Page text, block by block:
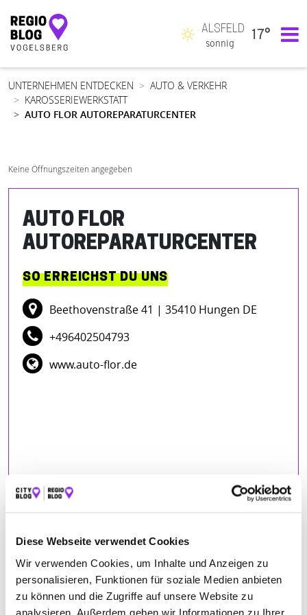
Diese Webseite verwendet Cookies
Wir verwenden Cookies, um Inhalte und Anzeigen zu
personalisieren, Funktionen für soziale Medien anbieten
zu können und die Zugriffe auf unsere Website zu
analysieren. Außerdem geben wir Informationen zu Ihrer
Hauptnavigation
ALSFELD
sonnig
17°
UNTERNEHMEN ENTDECKEN
AUTO & VERKEHR
KAROSSERIEWERKSTATT
AUTO FLOR AUTOREPARATURCENTER
Keine Öffnungszeiten angegeben
AUTO FLOR
AUTOREPARATURCENTER
SO ERREICHST DU UNS
Beethovenstraße 41 | 35410 Hungen DE
+496402504793
www.auto-flor.de
Uwe Rubey– 02.09.2025
★★★★★
Top-Service, faire Preise
Jannis Müller– 26.06.2025